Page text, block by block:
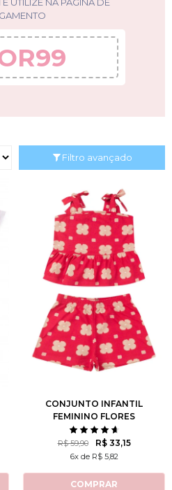
Filtro avançado
2 3 8
CONJUNTO INFANTIL
FEMININO FLORES
ROTATIVAS
R$ 59,90 R$ 33,15
6x de R$ 5,82
COMPRAR